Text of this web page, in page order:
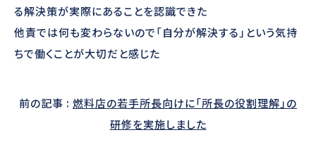
る解決策が実際にあることを認識できた
他責では何も変わらないので「自分が解決する」という気持
ちで働くことが大切だと感じた
前の記事 : 燃料店の若手所長向けに「所長の役割理解」の
研修を実施しました